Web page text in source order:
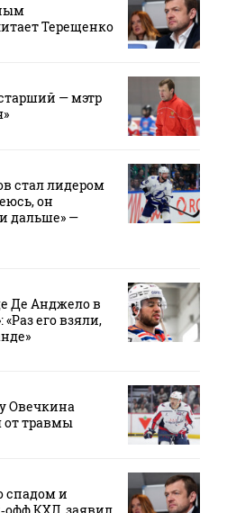
Терещенко
— мэтр
стал лидером
он
дальше» —
Де Анджело в
его взяли,
Овечкина
от травмы
спадом и